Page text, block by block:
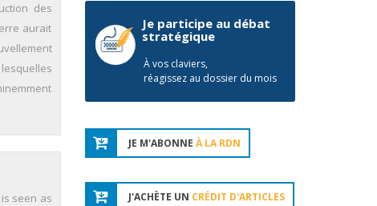
des
aurait
seen as
Je participe au débat
stratégique
À vos claviers,
réagissez au dossier du mois
JE M'ABONNE À LA RDN
J'ACHÈTE UN CRÉDIT D'ARTICLES